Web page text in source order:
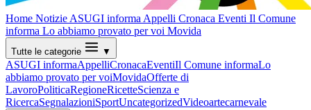
Home Notizie ASUGI informa Appelli Cronaca Eventi Il Comune
informa Lo abbiamo provato per voi Movida
Tutte le categorie ▼
ASUGI informaAppelliCronacaEventiIl Comune informaLo
abbiamo provato per voiMovidaOfferte di
LavoroPoliticaRegioneRicetteScienza e
RicercaSegnalazioniSportUncategorizedVideoartecarnevale